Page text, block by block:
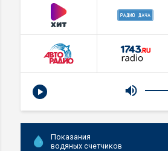
Показания
водяных счетчиков